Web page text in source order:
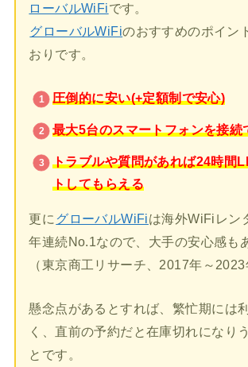
ローバルWiFiです。
グローバルWiFiのおすすめのポイン
おりです。
圧倒的に安い(+定額制で安心)
最大5台のスマートフォンを接続
トラブルや質問があれば24時間
トしてもらえる
更に グローバルWiFiは海外WiFiレン
年連続No.1なので、大手の安心感も
（東京商工リサーチ、2017年～2023
懸念点があるとすれば、繁忙期には
く、直前の予約だと在庫切れになり
とです。